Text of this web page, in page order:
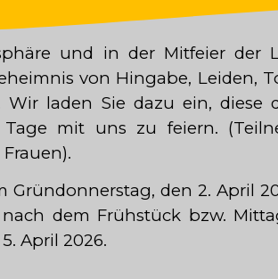
und in der Mitfeier der
von Hingabe, Leiden,
Wir laden Sie dazu ein, diese
mit uns zu feiern.
Gründonnerstag, den 2. April
dem Frühstück bzw.
April 2026.